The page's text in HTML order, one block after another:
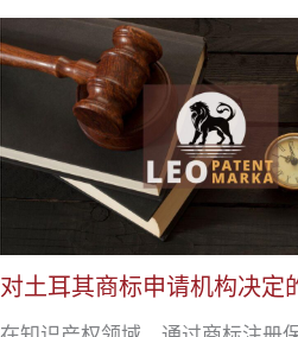
对土耳其商标申请机构决定